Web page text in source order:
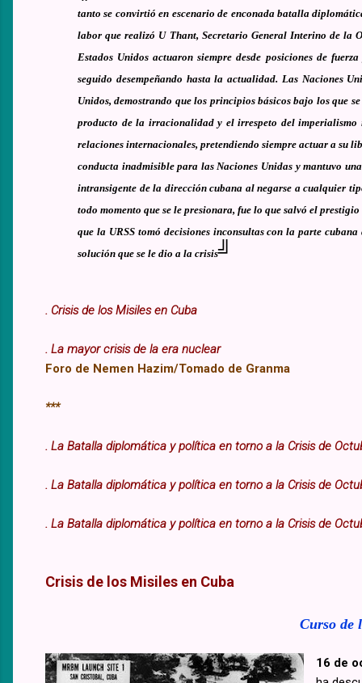
tanto se convirtió en escenario de enconada batalla
labor que realizó U Thant, Secretario General Interino de la
Estados Unidos actuaron siempre desde posiciones de
seguido desempeñando hasta la actualidad. Las Naciones
Unidos, demostrando que los principios básicos bajo los que
producto de la irracionalidad y el irrespeto del imperialismo
relaciones internacionales, pretendiendo siempre actuar a su
conducta inadmisible para las Naciones Unidas y mantuvo
intransigente de la dirección cubana al negarse a cualquier
todo momento que se le presionara, fue lo que salvó el
que la URSS tomó decisiones inconsultas con la parte
solución que se le dio a la crisis╝
. Crisis de los Misiles en Cuba
. La mayor crisis de la era nuclear
Foro de Nemen Hazim/Tomado de Granma
***
. La Batalla diplomática y política en torno a la Crisis de
. La Batalla diplomática y política en torno a la Crisis de
. La Batalla diplomática y política en torno a la Crisis de
Crisis de los Misiles en Cuba
Curso de
16 de